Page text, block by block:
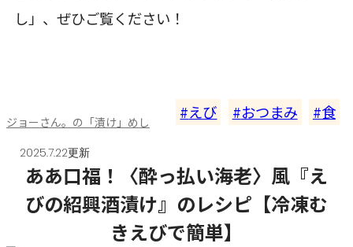
し」、ぜひご覧ください！
ジョーさん。の「漬け」めし えび おつまみ 食
2025.7.22更新
ああ口福！〈酔っ払い海老〉風『え
びの紹興酒漬け』のレシピ【冷凍む
きえびで簡単】